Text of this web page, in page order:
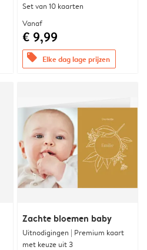
Set van 10 kaarten
Vanaf
€ 9,99
offers Elke dag lage prijzen
Zachte bloemen baby
Uitnodigingen | Premium kaart
met keuze uit 3